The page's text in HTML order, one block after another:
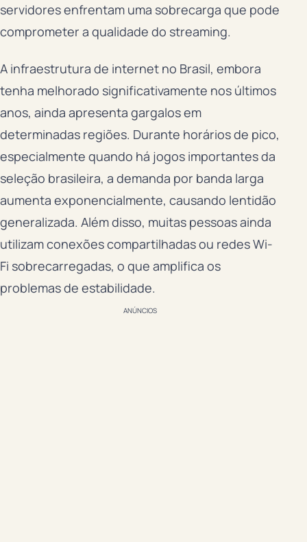
servidores enfrentam uma sobrecarga que pode
comprometer a qualidade do streaming.
A infraestrutura de internet no Brasil, embora
tenha melhorado significativamente nos últimos
anos, ainda apresenta gargalos em
determinadas regiões. Durante horários de pico,
especialmente quando há jogos importantes da
seleção brasileira, a demanda por banda larga
aumenta exponencialmente, causando lentidão
generalizada. Além disso, muitas pessoas ainda
utilizam conexões compartilhadas ou redes Wi-
Fi sobrecarregadas, o que amplifica os
problemas de estabilidade.
ANÚNCIOS